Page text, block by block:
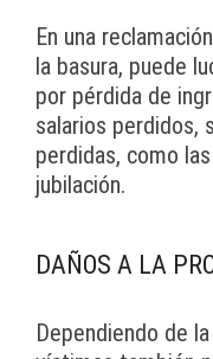
En una
la basura, puede
por pérdida de
salarios perdidos,
perdidas, como
jubilación.
DAÑOS A LA
Dependiendo de